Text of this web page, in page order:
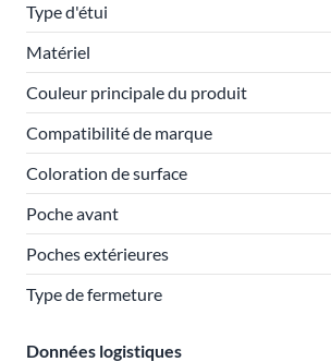
Type d'étui
Matériel
Couleur principale du produit
Compatibilité de marque
Coloration de surface
Poche avant
Poches extérieures
Type de fermeture
Données logistiques